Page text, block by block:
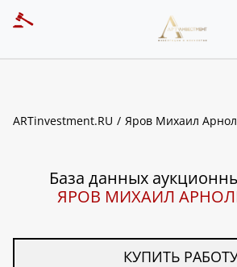
ARTinvestment.RU Яров Михаил
База данных
ЯРОВ МИХАИЛ
КУПИТЬ